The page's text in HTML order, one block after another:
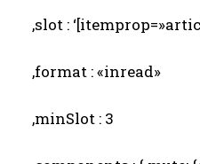
,slot :
,format : «inread»
,minSlot : 3